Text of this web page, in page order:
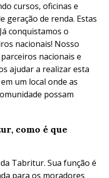
cursos, oficinas e
geração de renda. Estas
conquistamos o
nacionais! Nosso
nacionais e
ajudar a realizar esta
um local onde as
possam
como é que
da Tabritur. Sua função é
para os moradores